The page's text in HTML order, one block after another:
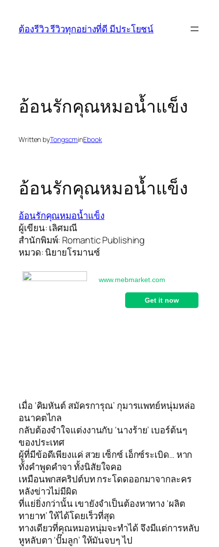
content
ต้องรีวิว รีวิวทุกอย่างที่ดี มีประโยชน์
อ้อนรักคุณหมอน้ำแข็ง
Written byTongscminEbook
อ้อนรักคุณหมอน้ำแข็ง
อ้อนรักคุณหมอน้ำแข็ง
ผู้เขียน: เลิศมณี
สำนักพิมพ์: Romantic Publishing
หมวด: นิยายโรมานซ์
เมื่อ ‘คิมหันต์ สมัครการุณ’ กุมารแพทย์หนุ่มหล่อ
อนาคตไกล
กลับต้องจำใจแต่งงานกับ ‘นางร้าย’ เบอร์ต้นๆ
ของประเทศ
ผู้ที่มีข้อดีเพียงแค่ สวย เซ็กซ์ เอ็กซ์ระเบิด… หาก
ทั้งคำพูดคำจา ทั้งนิสัยใจคอ
เหมือนพกสคริปต์บท กระโดดออกมาจากละคร
หลังข่าวไม่มีผิด
ที่แย่ยิ่งกว่านั้น เขายังจำเป็นต้องหาทาง ‘ผลิต
ทายาท’ ให้ได้โดยเร็วที่สุด
ทางเดียวที่คุณหมอหนุ่มจะทำได้ จึงมีแต่การหลับ
หูหลับตา ‘ปั๊มลูก’ ให้มันจบๆ ไป